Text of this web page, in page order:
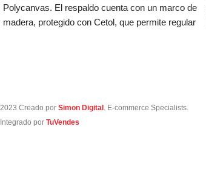
Polycanvas. El respaldo cuenta con un marco de
madera, protegido con Cetol, que permite regular
2023 Creado por Simon Digital . E-commerce Specialists.
Integrado por TuVendes